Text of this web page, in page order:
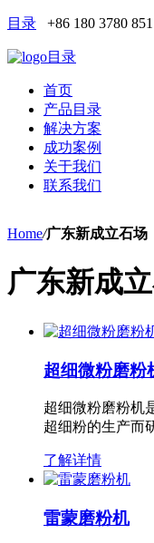
目录 +86 180 3780
目录
首页
产品目录
解决方案
成功案例
关于我们
联系我们
Home/广东新成立石场
广东新成
超细微粉磨粉
超细微粉磨粉机
超细粉的生产而
了解详情
雷蒙磨粉机